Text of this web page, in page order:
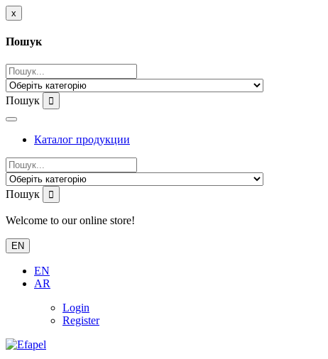
x
Пошук
Пошук
Каталог продукции
Пошук
Welcome to our online store!
EN
EN
AR
Login
Register